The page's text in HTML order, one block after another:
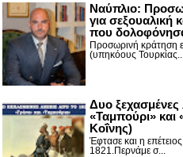
Ναύπλιο:
για σεξουαλική
που
Προσωρινή κράτηση
(υπηκόους
Δυο ξεχασμένες
«Ταμπούρι» και
Κοΐνης)
Έφτασε και η
1821.Περνάμε σ...